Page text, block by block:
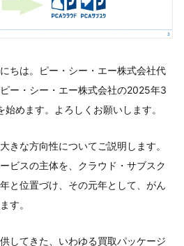
ちは。ピー・シー・エー株式会社代
ー・シー・エー株式会社の2025年3
めます。よろしくお願いします。
きな方向性についてご説明します。
ビスの主体を、クラウド・サブスク
と位置づけ、その元年として、がん
す。
してきた、いわゆる買取パッケージ